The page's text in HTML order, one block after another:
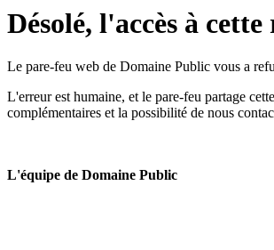
Désolé, l'accès à
Le pare-feu web de Domaine Public vous a
L'erreur est humaine, et le pare-feu partage
complémentaires et la possibilité de nous
L'équipe de Domaine Public